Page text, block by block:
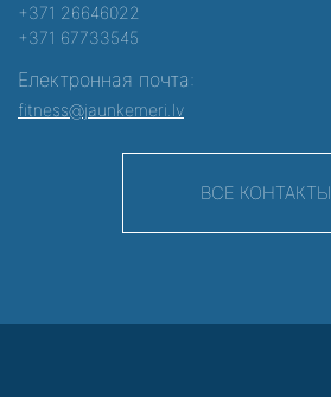
+371 26646022
+371 67733545
Електронная почта:
fitness@jaunkemeri.lv
ВСЕ КОНТАКТЫ